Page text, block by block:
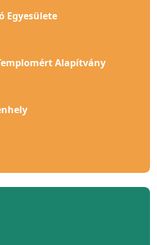
Egyesülete
Alapítvány